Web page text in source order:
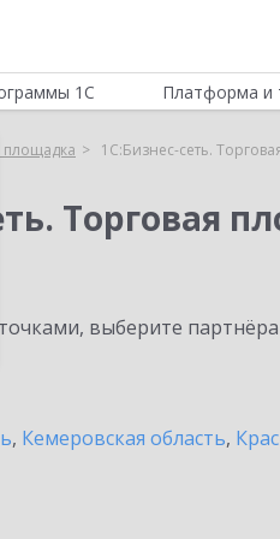
1С Платформа и
площадка 1С:Бизнес-сеть.
Торговая
выберите
, Кемеровская область,